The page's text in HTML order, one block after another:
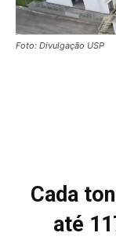
Foto: Divulgação USP
Cada
até